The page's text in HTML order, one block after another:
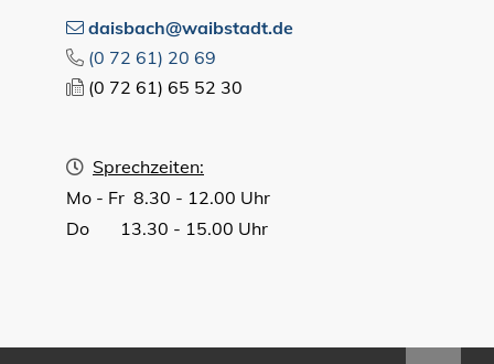
daisbach@waibstadt.de
(0 72 61) 20 69
(0 72 61) 65 52 30
Sprechzeiten:
Mo - Fr 8.30 - 12.00 Uhr
Do 13.30 - 15.00 Uhr